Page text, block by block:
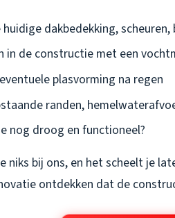
dakbedekking,
in de constructie met een
plasvorming na regen
randen,
nog droog en functioneel?
niks bij ons, en het scheelt je
ontdekken dat de